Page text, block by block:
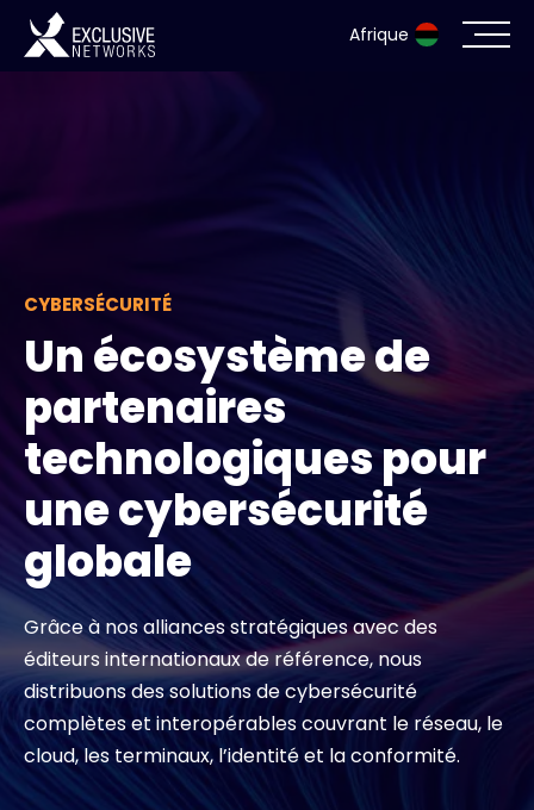
Afrique
Entreprise
Portail des partenaires
Contact
#weareexclusive
CYBERSÉCURITÉ
Un écosystème de
partenaires
technologiques pour
une cybersécurité
globale
Grâce à nos alliances stratégiques avec des
éditeurs internationaux de référence, nous
distribuons des solutions de cybersécurité
complètes et interopérables couvrant le réseau, le
cloud, les terminaux, l’identité et la conformité.